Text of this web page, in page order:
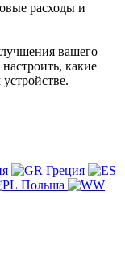
расходы и
вашего
какие
Греция
Польша